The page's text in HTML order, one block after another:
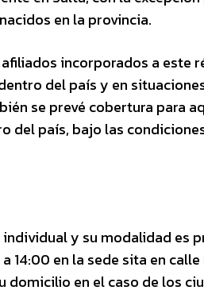
en la provincia.
incorporados a este
del país y en
se prevé cobertura para
del país, bajo las
y su modalidad es
14:00 en la sede sita en
domicilio en el caso de los